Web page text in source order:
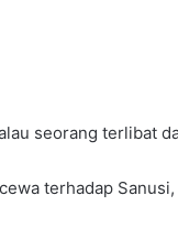
seorang terlibat
terhadap